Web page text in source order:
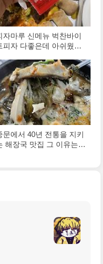
자마루 신메뉴 벅찬바이
피자 다좋은데 아쉬웠던
문에서 40년 전통을 지키
해장국 맛집 그 이유는